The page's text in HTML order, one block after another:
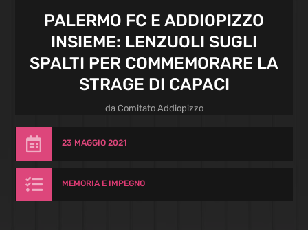
PALERMO FC E ADDIOPIZZO
INSIEME: LENZUOLI SUGLI
SPALTI PER COMMEMORARE LA
STRAGE DI CAPACI
da Comitato Addiopizzo
 23 MAGGIO 2021
 MEMORIA E IMPEGNO